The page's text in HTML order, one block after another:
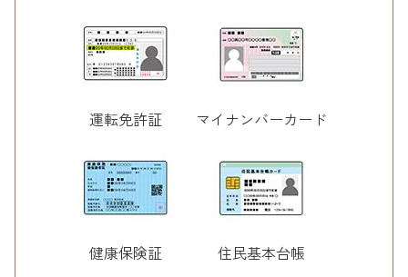
運転免許証 マイナンバーカード
健康保険証 住民基本台帳